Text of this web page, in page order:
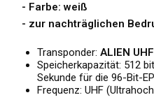
- Farbe: weiß
- zur nachträglichen
Transponder: ALIEN
Speicherkapazität: 512
Sekunde für die 96-Bit-
Frequenz: UHF